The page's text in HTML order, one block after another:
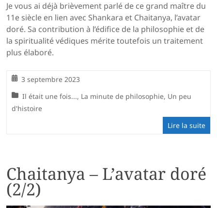
Je vous ai déjà brièvement parlé de ce grand maître du
11e siècle en lien avec Shankara et Chaitanya, l’avatar
doré. Sa contribution à l’édifice de la philosophie et de
la spiritualité védiques mérite toutefois un traitement
plus élaboré.
3 septembre 2023
Il était une fois..., La minute de philosophie, Un peu
d'histoire
Lire la suite
Chaitanya – L’avatar doré
(2/2)